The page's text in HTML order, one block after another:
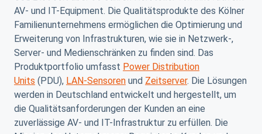
AV- und IT-Equipment. Die Qualitätsprodukte des Kölner
Familienunternehmens ermöglichen die Optimierung und
Erweiterung von Infrastrukturen, wie sie in Netzwerk-,
Server- und Medienschränken zu finden sind. Das
Produktportfolio umfasst Power Distribution
Units (PDU), LAN-Sensoren und Zeitserver. Die Lösungen
werden in Deutschland entwickelt und hergestellt, um
die Qualitätsanforderungen der Kunden an eine
zuverlässige AV- und IT-Infrastruktur zu erfüllen. Die